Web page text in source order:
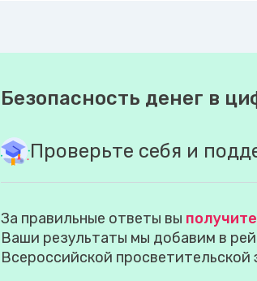
Безопасность денег в
Проверьте себя и
За правильные ответы вы
Ваши результаты мы добавим в
Всероссийской